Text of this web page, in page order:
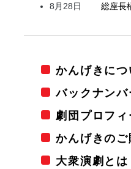
8月28日
総座長
かんげきにつ
バックナンバ
劇団プロフ
かんげきのご
大衆演劇とは